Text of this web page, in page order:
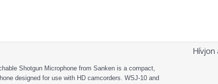
Shotgun Microphone from Sanken is a compact,
designed for use with HD camcorders. WSJ-10 and
Hívjon